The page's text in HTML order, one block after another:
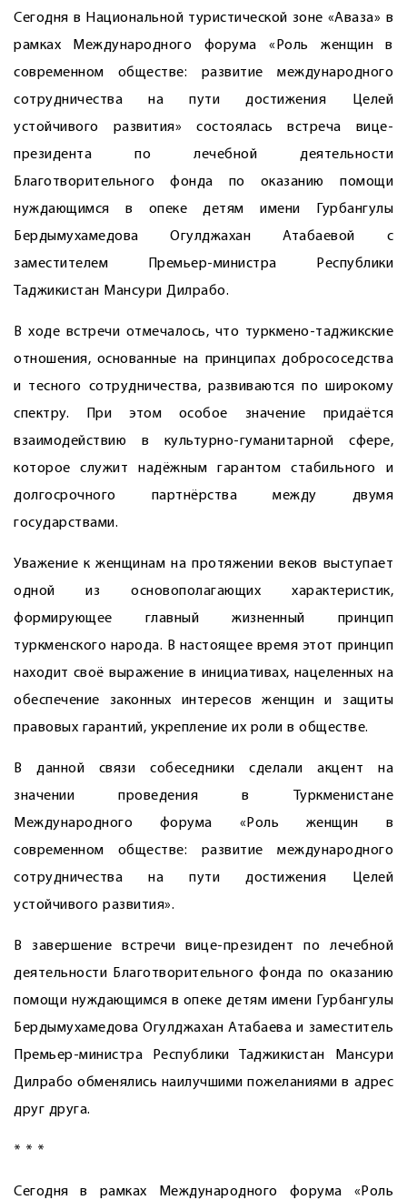
Сегодня в Национальной туристической зоне «Аваза» в
рамках Международного форума «Роль женщин в
современном обществе: развитие международного
сотрудничества на пути достижения Целей
устойчивого развития» состоялась встреча вице-
президента по лечебной деятельности
Благотворительного фонда по оказанию помощи
нуждающимся в опеке детям имени Гурбангулы
Бердымухамедова Огулджахан Атабаевой с
заместителем Премьер-министра Республики
Таджикистан Мансури Дилрабо.
В ходе встречи отмечалось, что турк­мено-таджикские
отношения, основанные на принципах добрососедства
и тесного сотрудничества, развиваются по широкому
спектру. При этом особое значение придаётся
взаимодействию в культурно-гуманитарной сфере,
которое служит надёжным гарантом стабильного и
долгосрочного партнёрства между двумя
государствами.
Уважение к женщинам на протяжении веков выступает
одной из основополагающих характеристик,
формирующее главный жизненный принцип
туркменского народа. В настоящее время этот принцип
находит своё выражение в инициативах, нацеленных на
обеспечение законных интересов женщин и защиты
правовых гарантий, укрепление их роли в обществе.
В данной связи собеседники сделали акцент на
значении проведения в Туркменистане
Международного форума «Роль женщин в
современном обществе: развитие международного
сотрудничества на пути достижения Целей
устойчивого развития».
В завершение встречи вице-президент по лечебной
деятельности Благотворительного фонда по оказанию
помощи нуждающимся в опеке детям имени Гурбангулы
Бердымухамедова Огулджахан Атабаева и заместитель
Премьер-министра Республики Таджикистан Мансури
Дилрабо обменялись наилучшими пожеланиями в адрес
друг друга.
* * *
Сегодня в рамках Международного форума «Роль